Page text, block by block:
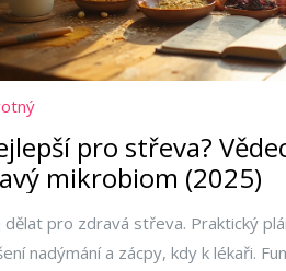
pro střeva?
mikrobiom (2025)
pro zdravá střeva. Praktický
nadýmání a zácpy, kdy k lékaři.